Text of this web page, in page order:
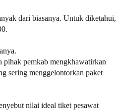
dari biasanya. Untuk diketahui,
pihak pemkab mengkhawatirkan
sering menggelontorkan paket
nilai ideal tiket pesawat